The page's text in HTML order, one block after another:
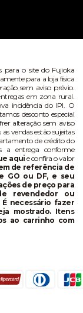
para o site do Fujioka
para a loja física
sem aviso prévio.
em zona rural.
incidência do IPI. O
desconto especial
alteração sem aviso
vendas estão sujeitas
de crédito do
a entrega conforme
aquie confira o valor
de referência de
GO ou DF, e seu
de preço para
revendedor ou
necessário fazer
mostrado. Itens
ao carrinho com